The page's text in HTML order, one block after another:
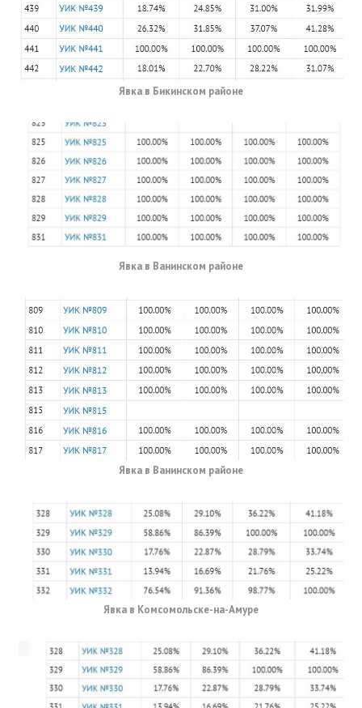
Явка в Бикинском районе
Явка в Ванинском районе
Явка в Ванинском районе
Явка в Комсомольске-на-Амуре